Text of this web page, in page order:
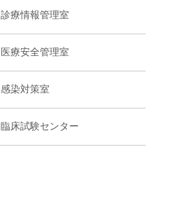
診療情報管理室
医療安全管理室
感染対策室
臨床試験センター